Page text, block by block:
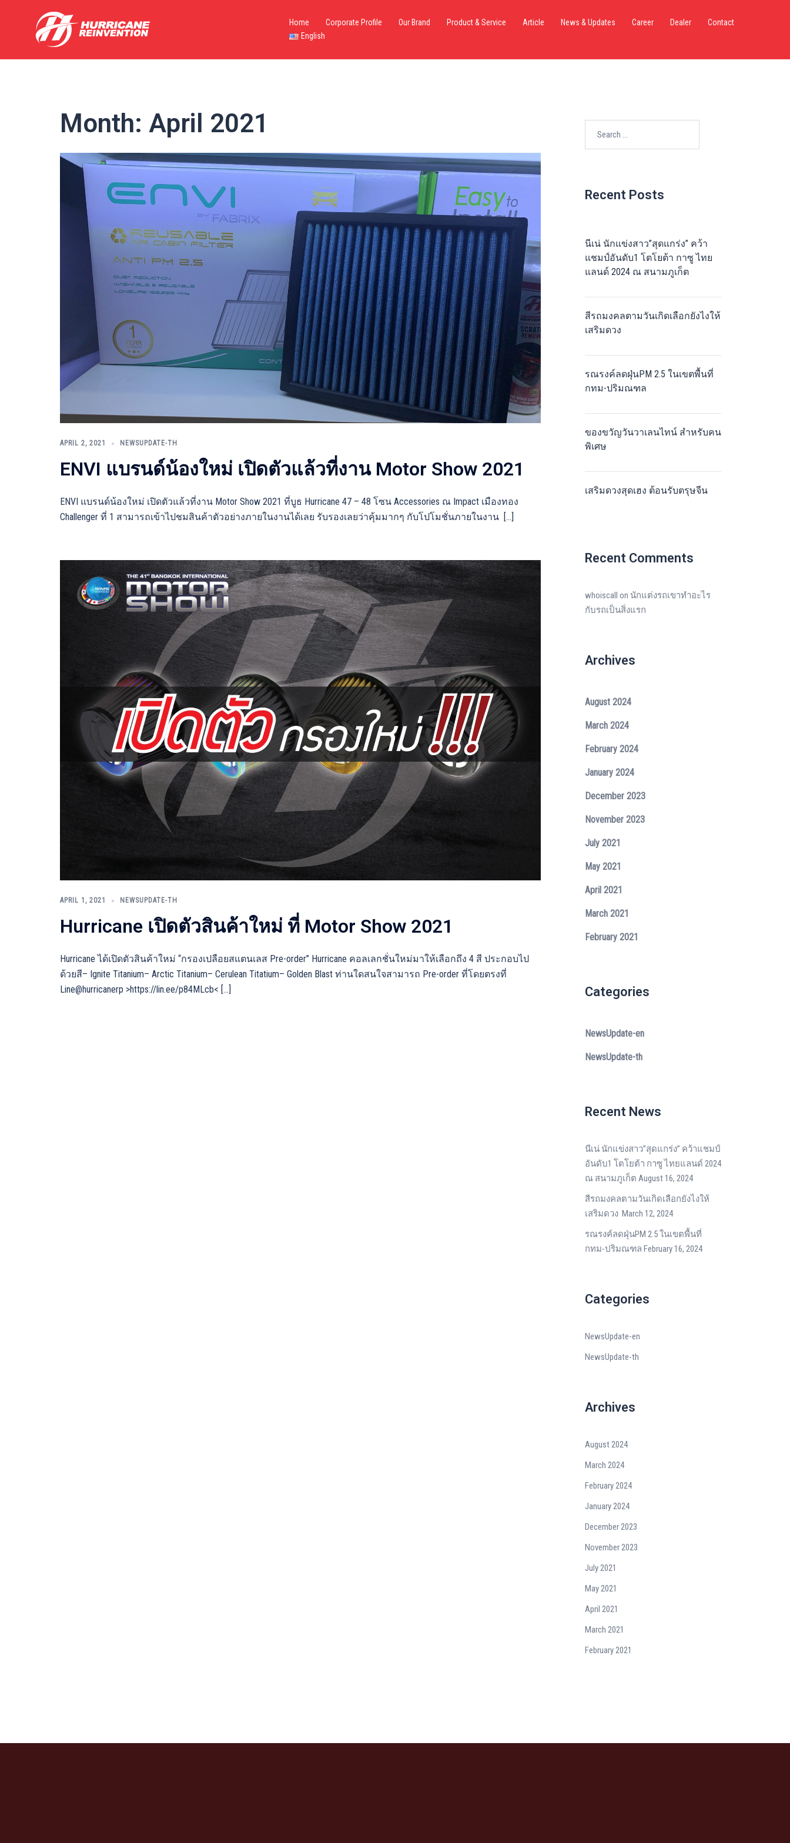
Home Corporate Profile Our Brand Product & Service Article News & Updates Career Dealer
Contact
English
Month: April 2021
APRIL 2, 2021 NEWSUPDATE-TH
ENVI แบรนด์น้องใหม่ เปิดตัวแล้วที่งาน Motor Show 2021
ENVI แบรนด์น้องใหม่ เปิดตัวแล้วที่งาน Motor Show 2021 ที่บูธ Hurricane 47 – 48 โซน Accessories ณ Impact เมืองทอง
Challenger ที่ 1 สามารถเข้าไปชมสินค้าตัวอย่างภายในงานได้เลย รับรองเลยว่าคุ้มมากๆ กับโปโมชั่นภายในงาน […]
APRIL 1, 2021 NEWSUPDATE-TH
Hurricane เปิดตัวสินค้าใหม่ ที่ Motor Show 2021
Hurricane ได้เปิดตัวสินค้าใหม่ “กรองเปลือยสแตนเลส Pre-order” Hurricane คอลเลกชั่นใหม่มาให้เลือกถึง 4 สี ประกอบไป
ด้วยสี– Ignite Titanium– Arctic Titanium– Cerulean Titatium– Golden Blast ท่านใดสนใจสามารถ Pre-order ที่โดยตรงที่
Line@hurricanerp >https://lin.ee/p84MLcb< […]
Recent Posts
นีเน่ นักแข่งสาว”สุดแกร่ง” คว้า
แชมป์อันดับ1 โตโยต้า กาซู ไทย
แลนด์ 2024 ณ สนามภูเก็ต
สีรถมงคลตามวันเกิดเลือกยังไงให้
เสริมดวง
รณรงค์ลดฝุ่นPM 2.5 ในเขตพื้นที่
กทม-ปริมณฑล
ของขวัญวันวาเลนไทน์ สำหรับคน
พิเศษ
เสริมดวงสุดเฮง ต้อนรับตรุษจีน
Recent Comments
whoiscall on นักแต่งรถเขาทำอะไร
กับรถเป็นสิ่งแรก
Archives
August 2024
March 2024
February 2024
January 2024
December 2023
November 2023
July 2021
May 2021
April 2021
March 2021
February 2021
Categories
NewsUpdate-en
NewsUpdate-th
Recent News
นีเน่ นักแข่งสาว”สุดแกร่ง” คว้าแชมป์
อันดับ1 โตโยต้า กาซู ไทยแลนด์ 2024
ณ สนามภูเก็ต August 16, 2024
สีรถมงคลตามวันเกิดเลือกยังไงให้
เสริมดวง March 12, 2024
รณรงค์ลดฝุ่นPM 2.5 ในเขตพื้นที่
กทม-ปริมณฑล February 16, 2024
Categories
NewsUpdate-en
NewsUpdate-th
Archives
August 2024
March 2024
February 2024
January 2024
December 2023
November 2023
July 2021
May 2021
April 2021
March 2021
February 2021